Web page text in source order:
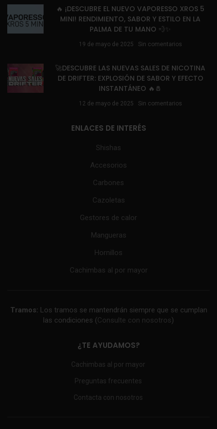
🔥 ¡DESCUBRE EL NUEVO VAPORESSO XROS 5
MINI! RENDIMIENTO, SABOR Y ESTILO EN LA
PALMA DE TU MANO 💨✨
19 de mayo de 2025 Sin comentarios
🚀DESCUBRE LAS NUEVAS SALES DE NICOTINA
DE DRIFTER: EXPLOSIÓN DE SABOR Y EFECTO
INSTANTÁNEO 🔥🧂
12 de mayo de 2025 Sin comentarios
ENLACES DE INTERÉS
Shishas
Accesorios
Carbones
Cazoletas
Gestores de calor
Mangueras
Hornillos
Cachimbas al por mayor
Tramos: Los tramos se mantendrán siempre que se cumplan
las condiciones (Consulte con nosotros)
¿TE AYUDAMOS?
Cachimbas al por mayor
Preguntas frecuentes
Contacta con nosotros